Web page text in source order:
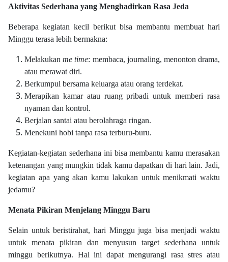
Aktivitas Sederhana yang Menghadirkan Rasa Jeda
Beberapa kegiatan kecil berikut bisa membantu membuat hari
Minggu terasa lebih bermakna:
Melakukanme time: membaca, journaling, menonton drama,
atau merawat diri.
Berkumpul bersama keluarga atau orang terdekat.
Merapikan kamar atau ruang pribadi untuk memberi rasa
nyaman dan kontrol.
Berjalan santai atau berolahraga ringan.
Menekuni hobi tanpa rasa terburu-buru.
Kegiatan-kegiatan sederhana ini bisa membantu kamu merasakan
ketenangan yang mungkin tidak kamu dapatkan di hari lain. Jadi,
kegiatan apa yang akan kamu lakukan untuk menikmati waktu
jedamu?
Menata Pikiran Menjelang Minggu Baru
Selain untuk beristirahat, hari Minggu juga bisa menjadi waktu
untuk menata pikiran dan menyusun target sederhana untuk
minggu berikutnya. Hal ini dapat mengurangi rasa stres atau